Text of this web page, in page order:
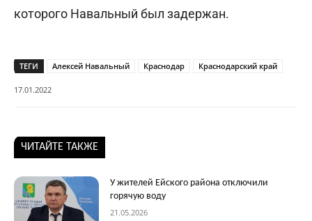
которого Навальный был задержан.
ТЕГИ Алексей Навальный Краснодар Краснодарский край
17.01.2022
ЧИТАЙТЕ ТАКЖЕ
У жителей Ейского района отключили
горячую воду
21.05.2026